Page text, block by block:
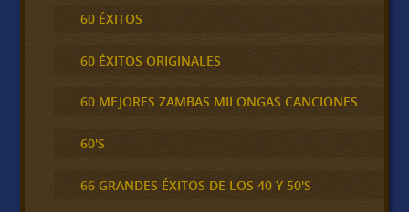
60 ÉXITOS
60 ÉXITOS ORIGINALES
60 MEJORES ZAMBAS MILONGAS CANCIONES
60'S
66 GRANDES ÉXITOS DE LOS 40 Y 50'S